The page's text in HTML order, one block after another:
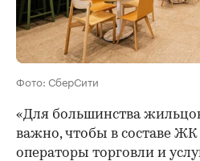
Фото: СберСити
«Для большинства
важно, чтобы в составе
операторы торговли и